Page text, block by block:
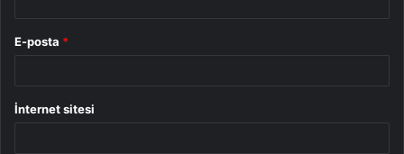
E-posta *
İnternet sitesi